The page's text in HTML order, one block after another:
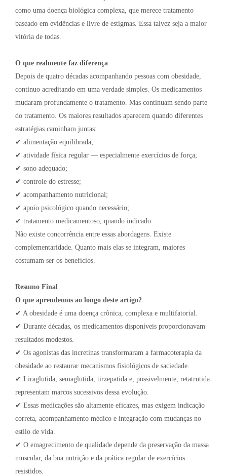
como uma doença biológica complexa, que merece tratamento
baseado em evidências e livre de estigmas. Essa talvez seja a maior
vitória de todas.
O que realmente faz diferença
Depois de quatro décadas acompanhando pessoas com obesidade,
continuo acreditando em uma verdade simples. Os medicamentos
mudaram profundamente o tratamento. Mas continuam sendo parte
do tratamento. Os maiores resultados aparecem quando diferentes
estratégias caminham juntas:
✔ alimentação equilibrada;
✔ atividade física regular — especialmente exercícios de força;
✔ sono adequado;
✔ controle do estresse;
✔ acompanhamento nutricional;
✔ apoio psicológico quando necessário;
✔ tratamento medicamentoso, quando indicado.
Não existe concorrência entre essas abordagens. Existe
complementaridade. Quanto mais elas se integram, maiores
costumam ser os benefícios.
Resumo Final
O que aprendemos ao longo deste artigo?
✔ A obesidade é uma doença crônica, complexa e multifatorial.
✔ Durante décadas, os medicamentos disponíveis proporcionavam
resultados modestos.
✔ Os agonistas das incretinas transformaram a farmacoterapia da
obesidade ao restaurar mecanismos fisiológicos de saciedade.
✔ Liraglutida, semaglutida, tirzepatida e, possivelmente, retatrutida
representam marcos sucessivos dessa evolução.
✔ Essas medicações são altamente eficazes, mas exigem indicação
correta, acompanhamento médico e integração com mudanças no
estilo de vida.
✔ O emagrecimento de qualidade depende da preservação da massa
muscular, da boa nutrição e da prática regular de exercícios
resistidos.